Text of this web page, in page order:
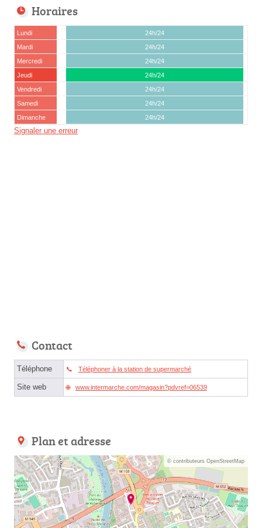
Horaires
Lundi
24h/24
Mardi
24h/24
Mercredi
24h/24
Jeudi
24h/24
Vendredi
24h/24
Samedi
24h/24
Dimanche
24h/24
Signaler une erreur
Contact
Téléphone Téléphoner à la station de supermarché
Site web www.intermarche.com/magasin?pdvref=06539
Plan et adresse
© contributeurs OpenStreetMap